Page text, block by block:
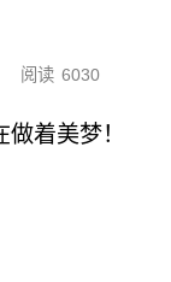
阅读 6030
着美梦！